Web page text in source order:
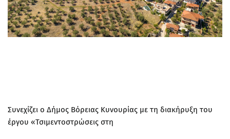
Συνεχίζει ο Δήμος Βόρειας Κυνουρίας με τη διακήρυξη του
έργου «Τσιμεντοστρώσεις στη